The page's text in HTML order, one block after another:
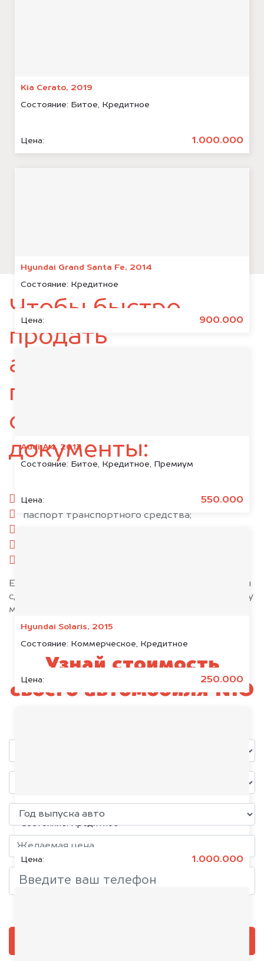
Kia Cerato, 2019
Состояние: Битое, Кредитное
Цена: 1.000.000
Hyundai Grand Santa Fe, 2014
Состояние: Кредитное
Цена: 900.000
Audi A4, 2013
Состояние: Битое, Кредитное, Премиум
Цена: 550.000
Hyundai Solaris, 2015
Состояние: Коммерческое, Кредитное
Цена: 250.000
Состояние:Кредитное
Цена: 1.000.000
Чтобы быстро
продать
автомобиль,
подготовьте
следующие
документы:
паспорт гражданина РФ;
паспорт транспортного средства;
Если у вас нет всех документов, то наши юристы
сделают всё возможное, чтобы оформить сделку
максимально быстро!
Узнай стоимость
своего автомобиля NIO